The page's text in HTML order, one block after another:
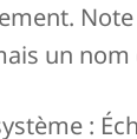
Note
un
: